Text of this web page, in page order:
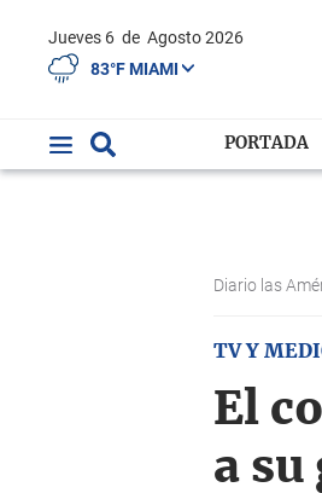
Jueves 6 de Agosto 2026
83°F MIAMI
PORTADA
Diario las
TV Y
El
a